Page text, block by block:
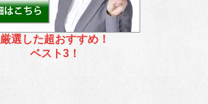
厳選した超おすすめ！
ベスト3！